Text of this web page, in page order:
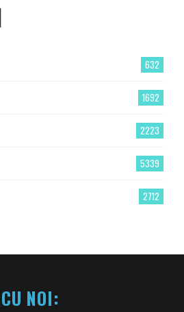
632
1692
2223
5339
2712
NOI: